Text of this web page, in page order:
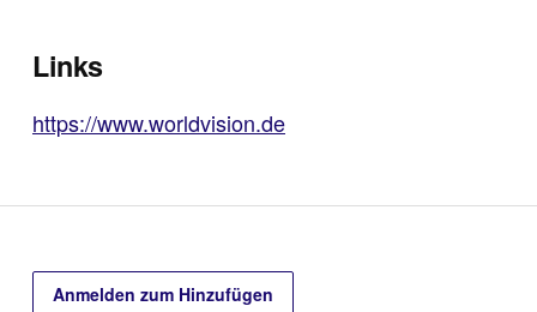
Links
https://www.worldvision.de
Anmelden zum Hinzufügen